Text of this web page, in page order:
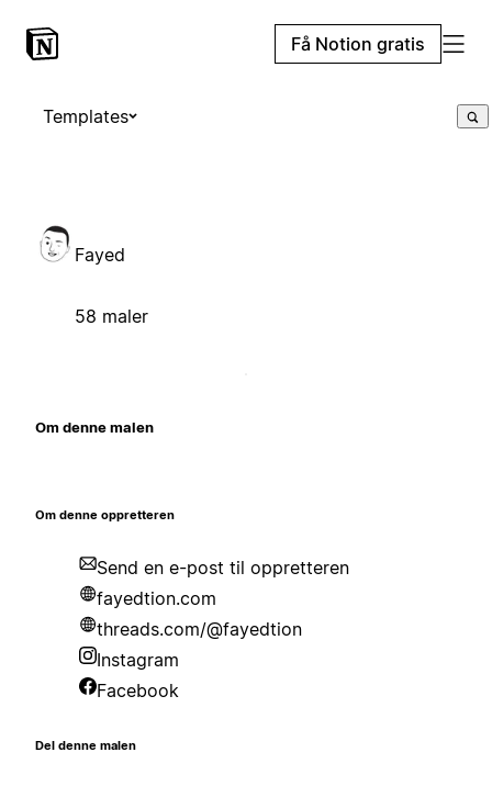
Få Notion gratis
Templates
Fayed
58 maler
Om denne malen
Om denne oppretteren
Send en e-post til oppretteren
fayedtion.com
threads.com/@fayedtion
Instagram
Facebook
Del denne malen